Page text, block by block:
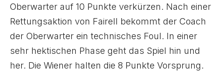
Oberwarter auf 10 Punkte verkürzen. Nach einer
Rettungsaktion von Fairell bekommt der Coach
der Oberwarter ein technisches Foul. In einer
sehr hektischen Phase geht das Spiel hin und
her. Die Wiener halten die 8 Punkte Vorsprung.